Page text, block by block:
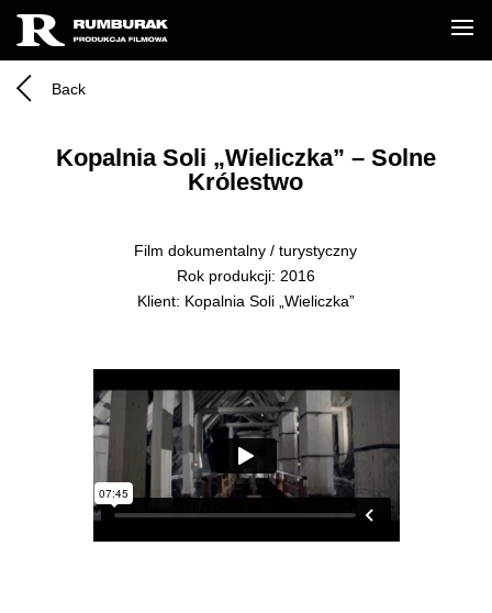
Back
Kopalnia Soli „Wieliczka” – Solne
Królestwo
Film dokumentalny / turystyczny
Rok produkcji: 2016
Klient: Kopalnia Soli „Wieliczka”